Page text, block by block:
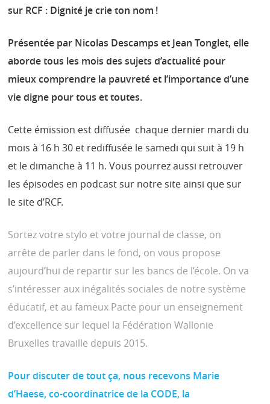
sur RCF : Dignité je crie ton nom !
Présentée par Nicolas Descamps et Jean Tonglet, elle
aborde tous les mois des sujets d’actualité pour
mieux comprendre la pauvreté et l’importance d’une
vie digne pour tous et toutes.
Cette émission est diffusée chaque dernier mardi du
mois à 16 h 30 et rediffusée le samedi qui suit à 19 h
et le dimanche à 11 h. Vous pourrez aussi retrouver
les épisodes en podcast sur notre site ainsi que sur
le site d’RCF.
Sortez votre stylo et votre journal de classe, on
arrête de parler dans le fond, on vous propose
aujourd’hui de repartir sur les bancs de l’école. On va
s’intéresser aux inégalités sociales de notre système
éducatif, et au fameux Pacte pour un enseignement
d’excellence sur lequel la Fédération Wallonie
Bruxelles travaille depuis 2015.
Pour discuter de tout ça, nous recevons Marie
d’Haese, co-coordinatrice de la CODE, la